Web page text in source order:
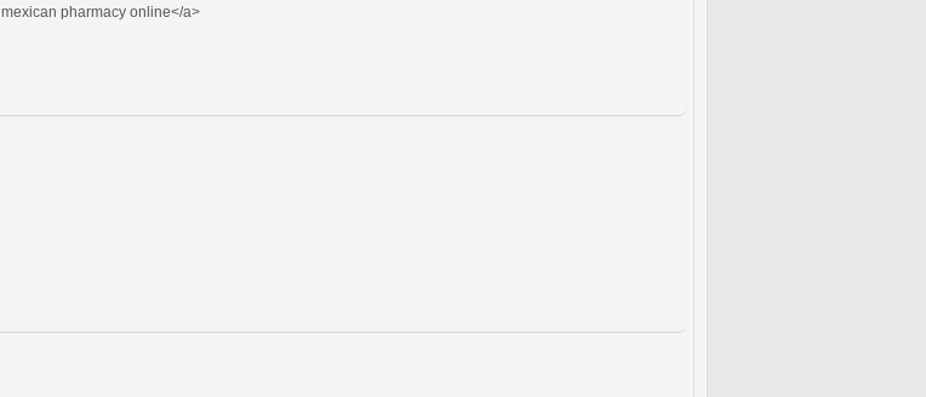
mexican pharmacy online</a>